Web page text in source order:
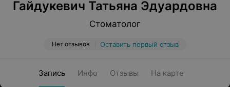
Гайдукевич Татьяна Эдуардовна
Стоматолог
Нет отзывов Оставить первый отзыв
Запись Инфо Отзывы На карте